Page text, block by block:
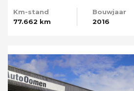
Km-stand
77.662 km
Bouwjaar
2016